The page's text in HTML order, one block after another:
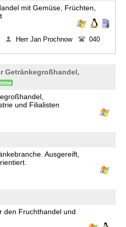
mit Gemüse, Früchten,
Herr Jan Prochnow
040
Getränkegroßhandel,
und Filialisten
Ausgereift,
den Fruchthandel und